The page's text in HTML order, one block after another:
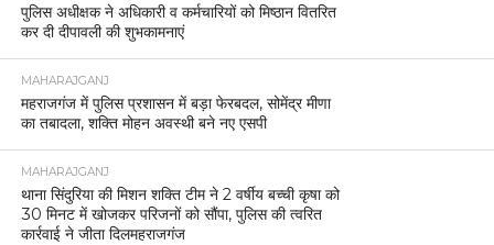
पुलिस अधीक्षक ने अधिकारी व कर्मचारियों को मिष्ठान वितरित
कर दी दीपावली की शुभकामनाएं
MAHARAJGANJ
महराजगंज में पुलिस प्रशासन में बड़ा फेरबदल, सोमेंद्र मीणा
का तबादला, शक्ति मोहन अवस्थी बने नए एसपी
MAHARAJGANJ
थाना सिंदुरिया की मिशन शक्ति टीम ने 2 वर्षीय बच्ची कृषा को
30 मिनट में खोजकर परिजनों को सौंपा, पुलिस की त्वरित
कार्रवाई ने जीता दिलमहराजगंज